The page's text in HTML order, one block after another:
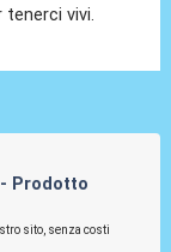
vivi.
Prodotto
sito, senza costi